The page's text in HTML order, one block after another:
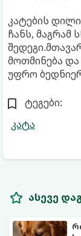
კატების
ჩანს, მაგრამ
მოთმინება
უფრო
ტეგები:
კატა
ასევე